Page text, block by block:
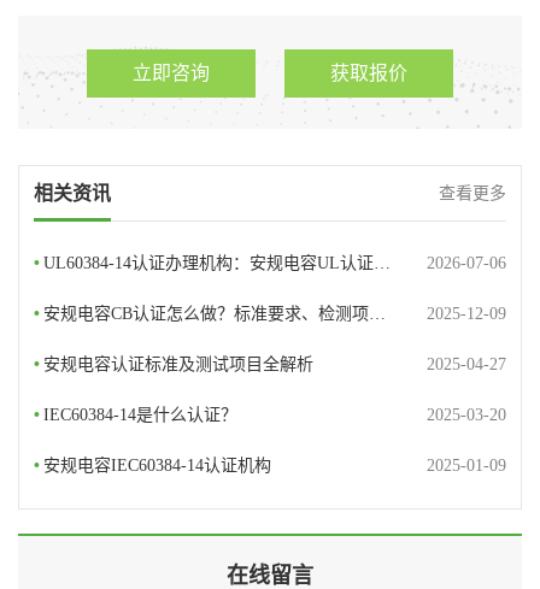
立即咨询 获取报价
相关资讯 查看更多
• 2026-07-06
UL60384-14认证办理机构：安规电容UL认证…
• 2025-12-09
安规电容CB认证怎么做？标准要求、检测项…
• 2025-04-27
安规电容认证标准及测试项目全解析
• 2025-03-20
IEC60384-14是什么认证？
• 2025-01-09
安规电容IEC60384-14认证机构
在线留言